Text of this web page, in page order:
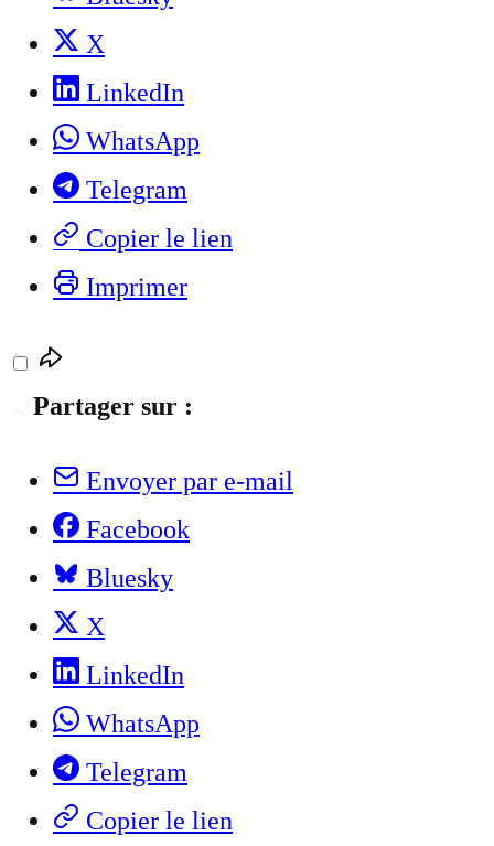
X
LinkedIn
WhatsApp
Telegram
Copier le lien
Imprimer
Partager sur :
Envoyer par e-mail
Facebook
Bluesky
X
LinkedIn
WhatsApp
Telegram
Copier le lien